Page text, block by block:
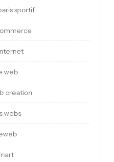
sportif
web
creation
webs